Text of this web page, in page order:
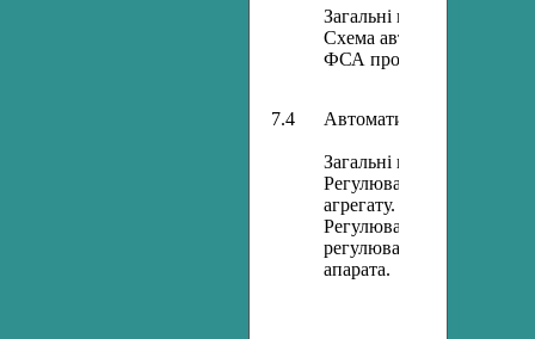
Загальні відомості та
Схема автоматизації
ФСА процесу адсорбції.
7.4 Автоматизація процесів
Загальні відомості та
Регулювання
агрегату. Схема
Регулювання
регулювання
апарата.